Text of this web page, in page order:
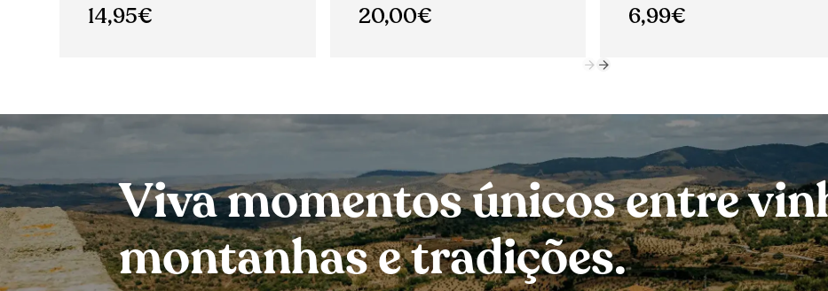
14,95€ 20,00€ 6,99€
Viva momentos únicos entre
montanhas e tradições.